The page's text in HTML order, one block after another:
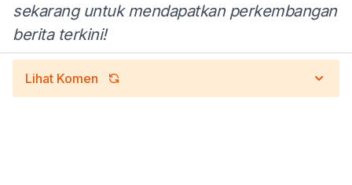
sekarang untuk mendapatkan perkembangan
berita terkini!
Lihat Komen